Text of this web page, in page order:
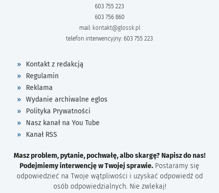
603 755 223
603 756 860
mail: kontakt@glossk.pl
telefon interwencyjny: 603 755 223
Kontakt z redakcją
Regulamin
Reklama
Wydanie archiwalne eglos
Polityka Prywatności
Nasz kanał na You Tube
Kanał RSS
Masz problem, pytanie, pochwałę, albo skargę? Napisz do nas!
Podejmiemy interwencję w Twojej sprawie. Postaramy się
odpowiedzieć na Twoje wątpliwości i uzyskać odpowiedź od
osób odpowiedzialnych. Nie zwlekaj!